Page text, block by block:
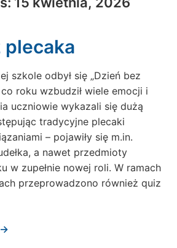
plecaka
szkole odbył się „Dzień bez
roku wzbudził wiele emocji i
uczniowie wykazali się dużą
tradycyjne plecaki
– pojawiły się m.in.
a nawet przedmioty
w zupełnie nowej roli. W ramach
przeprowadzono również quiz
→